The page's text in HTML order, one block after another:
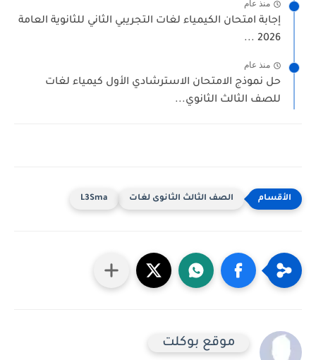
منذ عام
إجابة امتحان الكيمياء لغات التجريبي الثاني للثانوية العامة
2026 ...
منذ عام
حل نموذج الامتحان الاسترشادي الأول كيمياء لغات
للصف الثالث الثانوي...
الصف الثالث الثانوى لغات L3Sma
موقع بوكلت